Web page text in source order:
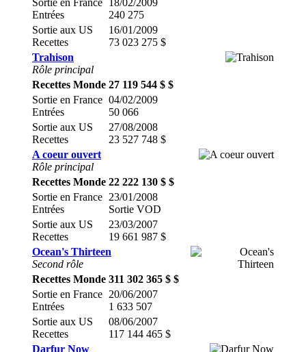
Sortie en France
Entrées
18/02/2009
240 275
Sortie aux US
Recettes
16/01/2009
73 023 275 $
Trahison
Rôle principal
Recettes Monde 27 119 544 $ $
Sortie en France
Entrées
04/02/2009
50 066
Sortie aux US
Recettes
27/08/2008
23 527 748 $
A coeur ouvert
Rôle principal
Recettes Monde 22 222 130 $ $
Sortie en France
Entrées
23/01/2008
Sortie VOD
Sortie aux US
Recettes
23/03/2007
19 661 987 $
Ocean's Thirteen
Second rôle
Recettes Monde 311 302 365 $ $
Sortie en France
Entrées
20/06/2007
1 633 507
Sortie aux US
Recettes
08/06/2007
117 144 465 $
Darfur Now